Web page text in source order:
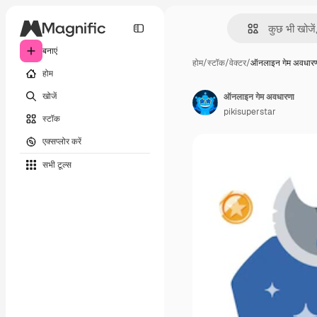
बनाएं
होम
खोजें
स्टॉक
एक्सप्लोर करें
सभी टूल्‍स
होम/स्टॉक/वेक्टर/ऑनलाइन गेम
ऑनलाइन गेम अवधारणा
pikisuperstar